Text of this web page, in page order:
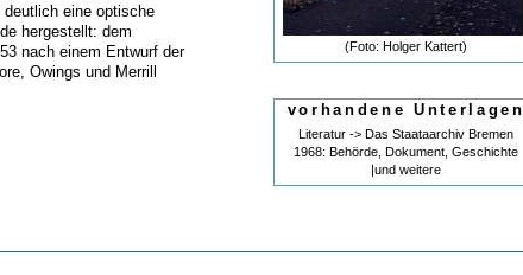
(Foto: Holger Kattert)
vorhandene Unterlagen
Literatur -> Das Staataarchiv Bremen
1968: Behörde, Dokument, Geschichte
|und weitere
eine optische
hergestellt: dem
nach einem Entwurf der
Owings und Merrill